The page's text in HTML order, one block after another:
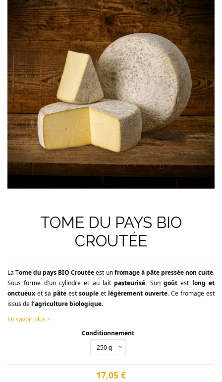
TOME DU PAYS BIO
CROUTÉE
La Tome du pays BIO Croutéeest unfromage à pâte pressée non cuite.
Sous forme d'un cylindre et au lait pasteurisé. Songoût est long et
onctueux et sa pâte est souple et légèrement ouverte. Ce fromage est
issus de l’agriculture biologique.
En savoir plus >
Conditionnement
17,05 €